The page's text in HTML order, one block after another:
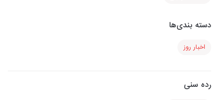
دسته بندی‌ها
اخبار روز
رده سنی